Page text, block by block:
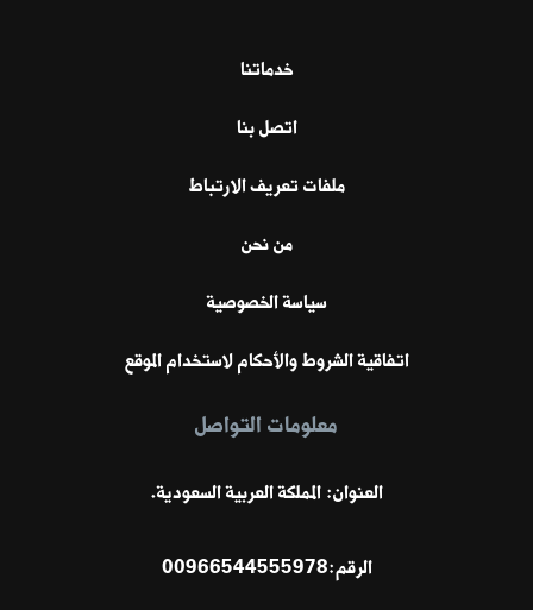
خدماتنا
اتصل بنا
ملفات تعريف الارتباط
من نحن
سياسة الخصوصية
اتفاقية الشروط والأحكام لاستخدام الموقع
معلومات التواصل
العنوان: المملكة العربية السعودية.
الرقم:00966544555978